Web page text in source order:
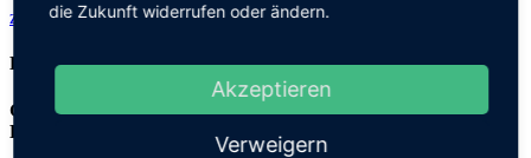
zurück zu allen Terminen
Kontakt
Grundschule an der
Elisabeth-von-Thadden-Schule
die Zukunft widerrufen oder ändern.
Akzeptieren
Verweigern